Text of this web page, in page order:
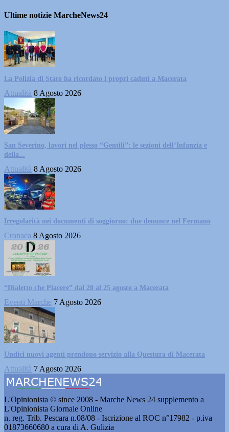
Ultime notizie MarcheNews24
La Polizia di Stato ha ricordato i propri caduti a Macerata
Attualità 8 Agosto 2026
San Severino, lavori nel plesso “Gentili”: le sezioni dell’Infanzia e
della...
Attualità 8 Agosto 2026
Irregolarità nei documenti di soggiorno: due denunce nel Fermano
Cronaca 8 Agosto 2026
“Dialetto che Piacere” dal 20 al 25 agosto a Macerata
Eventi Marche 7 Agosto 2026
Undici nuovi agenti prendono servizio alla Questura di Macerata
Attualità 7 Agosto 2026
L'Opinionista © since 2008 - Marche News 24 supplemento a
L'Opinionista Giornale Online
n. reg. Trib. Pescara n.08/08 - Iscrizione al ROC n°17982 - p.iva
01873660680 a cura di A. Gulizia